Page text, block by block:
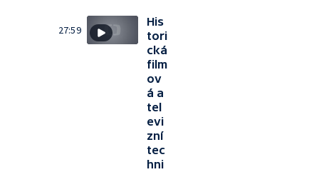
27:59
His
tori
cká
film
ov
á a
tel
evi
zní
tec
hni